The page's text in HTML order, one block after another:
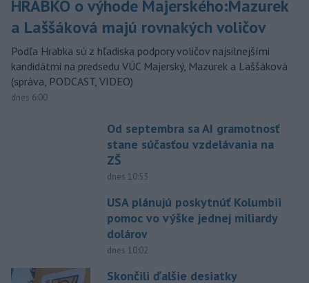
HRABKO o výhode Majerského:Mazurek
a Laššáková majú rovnakých voličov
Podľa Hrabka sú z hľadiska podpory voličov najsilnejšími
kandidátmi na predsedu VÚC Majerský, Mazurek a Laššáková
(správa, PODCAST, VIDEO)
dnes 6:00
Od septembra sa AI gramotnosť
stane súčasťou vzdelávania na
ZŠ
dnes 10:53
USA plánujú poskytnúť Kolumbii
pomoc vo výške jednej miliardy
dolárov
dnes 10:02
Skončili ďalšie desiatky